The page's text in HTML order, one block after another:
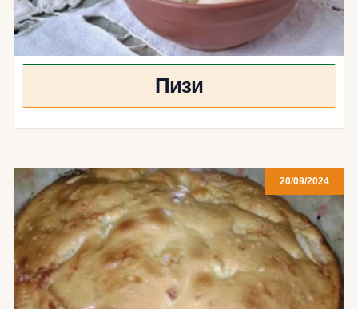
Пизи
20/09/2024